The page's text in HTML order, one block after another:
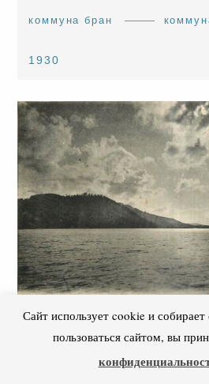
коммуна бран
1930
Сайт использует cookie и
пользоваться сайтом, вы